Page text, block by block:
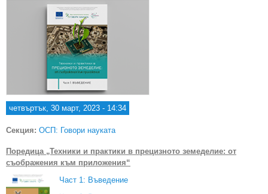
четвъртък, 30 март, 2023 - 14:34
Секция: ОСП: Говори науката
Поредица „Техники и практики в прецизното земеделие: от
съображения към приложения“
Част 1: Въведение